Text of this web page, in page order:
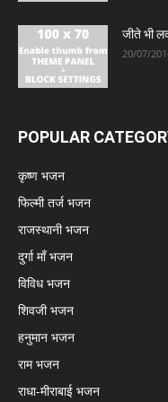
जीते भी
20/07/
POPULAR
कृष्ण भजन
फिल्मी तर्ज भजन
राजस्थानी भजन
दुर्गा माँ भजन
विविध भजन
शिवजी भजन
हनुमान भजन
राम भजन
राधा-मीराबाई भजन